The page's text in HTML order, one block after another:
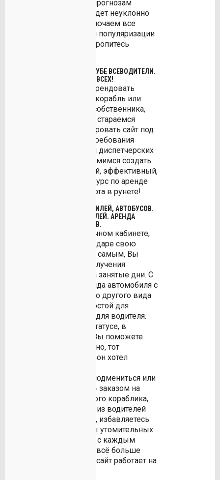
водители. По нашим прогнозам
количество заявок будет неуклонно
расти, ведь мы подключаем все
больше ресурсов, для популяризации
нашего ресурса! Поторопитесь
АРЕНДА ТРАНСПОРТА В КЛУБЕ ВСЕВОДИТЕЛИ.
ОЧЕВИДНАЯ ВЫГОДА ДЛЯ ВСЕХ!
Очевидная выгода - арендовать
автомобиль, автобус, корабль или
самолёт напрямую у собственника,
без посредников. Мы стараемся
постоянно модернизировать сайт под
постоянно растущие требования
туристических фирм и диспетчерских
организаций. Мы стремимся создать
максимально удобный, эффективный,
привлекательный ресурс по аренде
любого вида транспорта в рунете!
УМНАЯ АРЕНДА АВТОМОБИЛЕЙ, АВТОБУСОВ.
АРЕНДА КАТЕРОВ И КОРАБЛЕЙ. АРЕНДА
ВЕРТОЛЁТОВ И САМОЛЁТОВ.
Находясь в своём личном кабинете,
Вы отмечаете в календаре свою
загрузку работой. Тем самым, Вы
избавляете себя от получения
ненужных звонков на занятые дни. С
нашим ресурсом аренда автомобиля с
водителем или любого другого вида
транспорта, станет простой для
заказчика и приятной для водителя.
Сообщайте о своем статусе, в
графике занятости – Вы поможете
Заказчику найти именно, тот
автомобиль, который он хотел
При необходимости подмениться или
поделиться «лишним» заказом на
аренду авто или речного кораблика,
Вы легко узнаёте, кто из водителей
свободен. Тем самым, избавляетесь
от длительной череды утомительных
телефонных звонков, с каждым
следующим звонком всё больше
теряя надежду. Пусть сайт работает на